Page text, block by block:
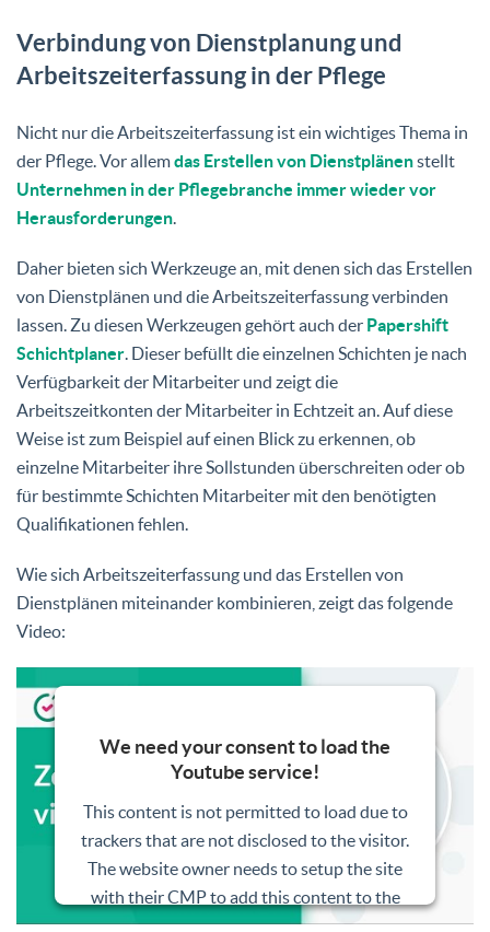
Verbindung von Dienstplanung und
Arbeitszeiterfassung in der Pflege
Nicht nur die Arbeitszeiterfassung ist ein wichtiges Thema in
der Pflege. Vor allemdas Erstellen von Dienstplänenstellt
Unternehmen in der Pflegebranche immer wieder vor
Herausforderungen.
Daher bieten sich Werkzeuge an, mit denen sich das Erstellen
von Dienstplänen und die Arbeitszeiterfassung verbinden
lassen. Zu diesen Werkzeugen gehört auch der Papershift
Schichtplaner. Dieser befüllt die einzelnen Schichten je nach
Verfügbarkeit der Mitarbeiter und zeigt die
Arbeitszeitkonten der Mitarbeiter in Echtzeit an. Auf diese
Weise ist zum Beispiel auf einen Blick zu erkennen, ob
einzelne Mitarbeiter ihre Sollstunden überschreiten oder ob
für bestimmte Schichten Mitarbeiter mit den benötigten
Qualifikationen fehlen.
Wie sich Arbeitszeiterfassung und das Erstellen von
Dienstplänen miteinander kombinieren, zeigt das folgende
Video:
We need your consent to load the
Youtube service!
This content is not permitted to load due to
trackers that are not disclosed to the visitor.
The website owner needs to setup the site
with their CMP to add this content to the
list of technologies used.